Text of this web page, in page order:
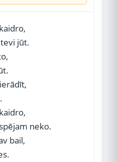
jūt.
neko.
bail,